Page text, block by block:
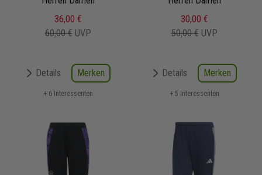
36,00 €
60,00 € UVP
Details Merken
+ 6 Interessenten
30,00 €
50,00 € UVP
Details Merken
+ 5 Interessenten